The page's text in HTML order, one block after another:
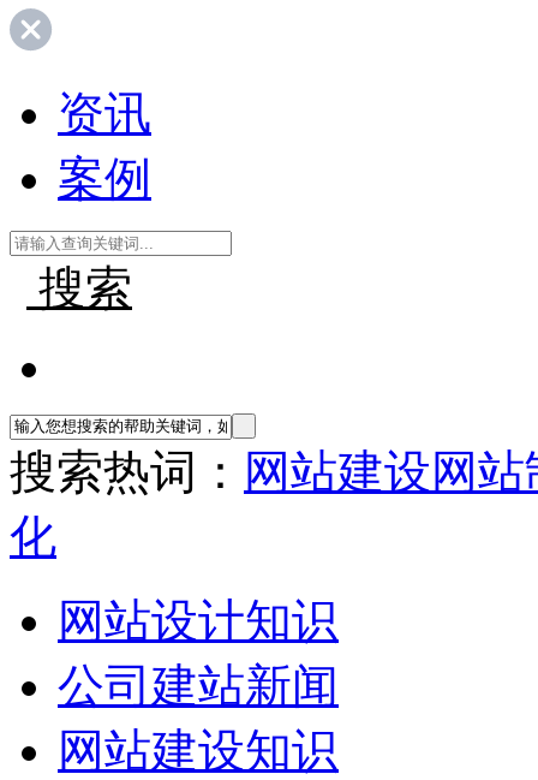
资讯
案例
搜索
搜索热词： 网站建设网
化
网站设计知识
公司建站新闻
网站建设知识